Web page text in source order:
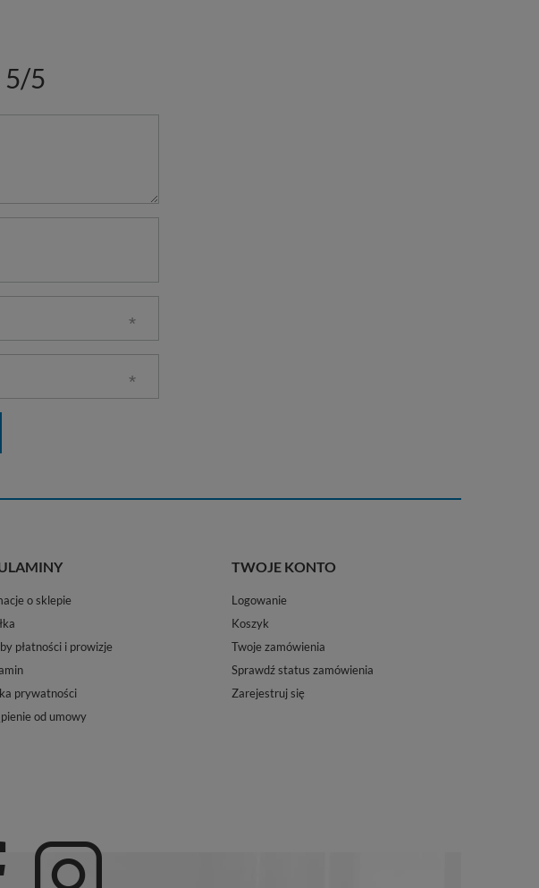
5/5
o sklepie
płatności i prowizje
prywatności
od umowy
TWOJE KONTO
Logowanie
Koszyk
Twoje zamówienia
Sprawdź status zamówienia
Zarejestruj się